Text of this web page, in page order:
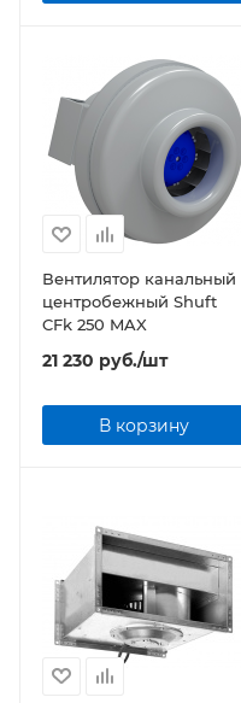
Вентилятор канальный
центробежный Shuft
CFk 250 MAX
21 230 руб./шт
В корзину